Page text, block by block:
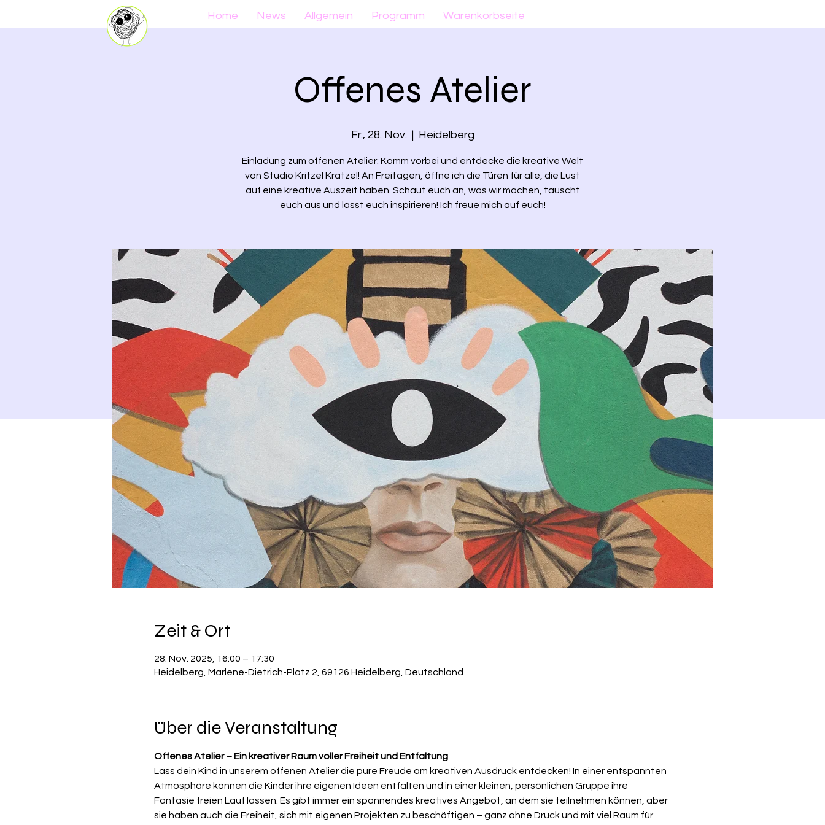
Home News Allgemein Programm Warenkorbseite
Offenes Atelier
Fr., 28. Nov.
  |
Heidelberg
Einladung zum offenen Atelier: Komm vorbei und entdecke die kreative Welt
von Studio Kritzel Kratzel! An Freitagen, öffne ich die Türen für alle, die Lust
auf eine kreative Auszeit haben. Schaut euch an, was wir machen, tauscht
euch aus und lasst euch inspirieren! Ich freue mich auf euch!
Zeit & Ort
28. Nov. 2025, 16:00 – 17:30
Heidelberg, Marlene-Dietrich-Platz 2, 69126 Heidelberg, Deutschland
Über die Veranstaltung
Offenes Atelier – Ein kreativer Raum voller Freiheit und Entfaltung
Lass dein Kind in unserem offenen Atelier die pure Freude am kreativen Ausdruck entdecken! In einer entspannten
Atmosphäre können die Kinder ihre eigenen Ideen entfalten und in einer kleinen, persönlichen Gruppe ihre
Fantasie freien Lauf lassen. Es gibt immer ein spannendes kreatives Angebot, an dem sie teilnehmen können, aber
sie haben auch die Freiheit, sich mit eigenen Projekten zu beschäftigen – ganz ohne Druck und mit viel Raum für